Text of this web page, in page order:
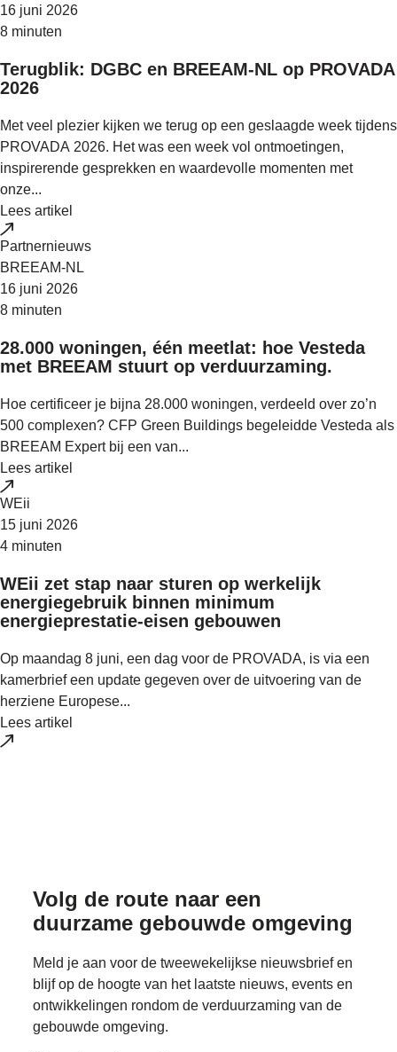
16 juni 2026
8 minuten
Terugblik: DGBC en BREEAM-NL op PROVADA
2026
Met veel plezier kijken we terug op een geslaagde week tijdens
PROVADA 2026. Het was een week vol ontmoetingen,
inspirerende gesprekken en waardevolle momenten met
onze...
Lees artikel
Partnernieuws
BREEAM-NL
16 juni 2026
8 minuten
28.000 woningen, één meetlat: hoe Vesteda
met BREEAM stuurt op verduurzaming.
Hoe certificeer je bijna 28.000 woningen, verdeeld over zo’n
500 complexen? CFP Green Buildings begeleidde Vesteda als
BREEAM Expert bij een van...
Lees artikel
WEii
15 juni 2026
4 minuten
WEii zet stap naar sturen op werkelijk
energiegebruik binnen minimum
energieprestatie-eisen gebouwen
Op maandag 8 juni, een dag voor de PROVADA, is via een
kamerbrief een update gegeven over de uitvoering van de
herziene Europese...
Lees artikel
Volg de route naar een
duurzame gebouwde omgeving
Meld je aan voor de tweewekelijkse nieuwsbrief en
blijf op de hoogte van het laatste nieuws, events en
ontwikkelingen rondom de verduurzaming van de
gebouwde omgeving.